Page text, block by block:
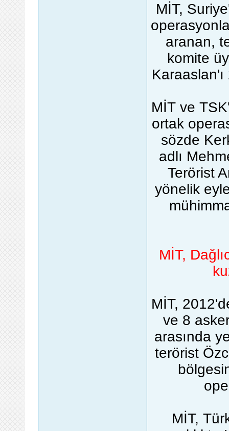
MİT,
aranan,
komite
MİT ve
ortak
sözde
adlı
Terörist
yönelik
MİT,
MİT,
ve 8
arasında
terörist
MİT,